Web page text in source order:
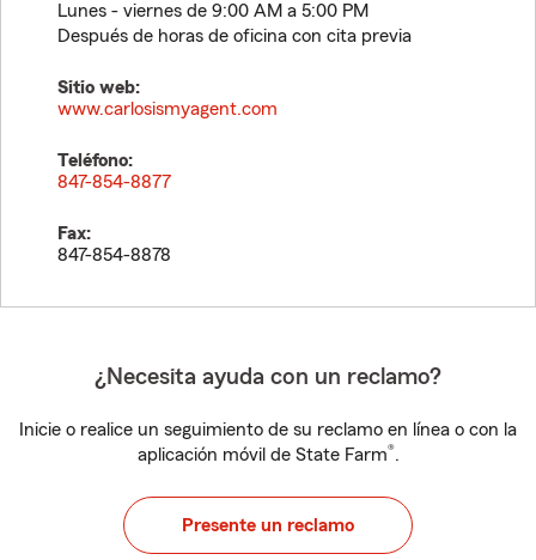
Lunes - viernes de 9:00 AM a 5:00 PM
Después de horas de oficina con cita previa
Sitio web:
www.carlosismyagent.com
Teléfono:
847-854-8877
Fax:
847-854-8878
¿Necesita ayuda con un reclamo?
Inicie o realice un seguimiento de su reclamo en línea o con la
aplicación móvil de State Farm®.
Presente un reclamo